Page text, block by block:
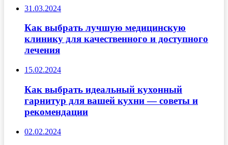
31.03.2024
Как выбрать лучшую медицинскую
клинику для качественного и доступного
лечения
15.02.2024
Как выбрать идеальный кухонный
гарнитур для вашей кухни — советы и
рекомендации
02.02.2024